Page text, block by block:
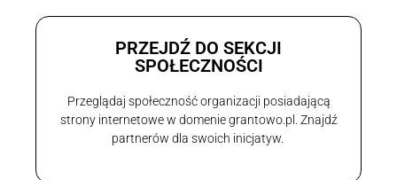
PRZEJDŹ DO SEKCJI
SPOŁECZNOŚCI
Przeglądaj społeczność organizacji posiadającą
strony internetowe w domenie grantowo.pl. Znajdź
partnerów dla swoich inicjatyw.